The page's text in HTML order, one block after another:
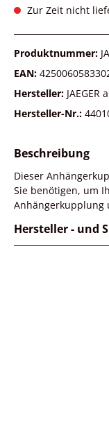
Zur Zeit nicht
Produktnummer:
EAN:
Hersteller: JAEGER
Hersteller-Nr.:
Beschreibung
Dieser
Sie benötigen, um
Anhängerkupplung
Hersteller - und